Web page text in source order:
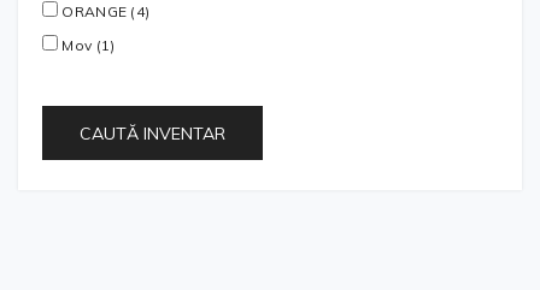
ORANGE (4)
Mov (1)
CAUTĂ INVENTAR